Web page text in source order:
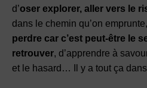
d’oser explorer, aller vers le
dans le chemin qu’on
perdre car c’est peut-être le
retrouver, d’apprendre à
et le hasard… Il y a tout ça